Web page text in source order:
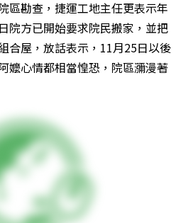
區勘查，捷運工地主任更表示年
院方已開始要求院民搬家，並把
合屋，放話表示，11月25日以後
嬤心情都相當惶恐，院區瀰漫著